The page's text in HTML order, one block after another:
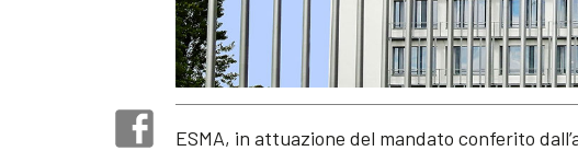
ESMA, in attuazione del mandato conferito